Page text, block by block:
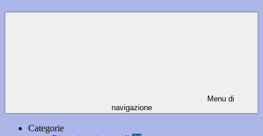
Menu di
navigazione
Categorie